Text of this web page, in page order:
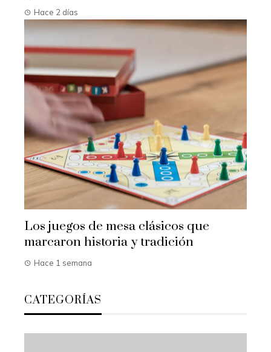
Hace 2 días
Los juegos de mesa clásicos que
marcaron historia y tradición
Hace 1 semana
CATEGORÍAS